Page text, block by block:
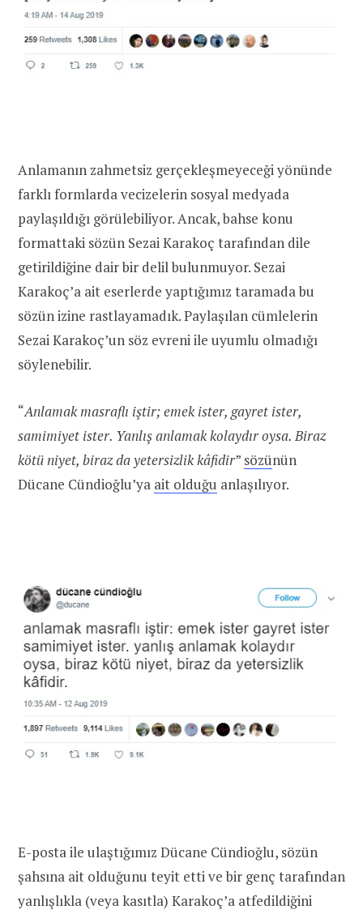
Anlamanın zahmetsiz gerçekleşmeyeceği yönünde
farklı formlarda vecizelerin sosyal medyada
paylaşıldığı görülebiliyor. Ancak, bahse konu
formattaki sözün Sezai Karakoç tarafından dile
getirildiğine dair bir delil bulunmuyor. Sezai
Karakoç’a ait eserlerde yaptığımız taramada bu
sözün izine rastlayamadık. Paylaşılan cümlelerin
Sezai Karakoç’un söz evreni ile uyumlu olmadığı
söylenebilir.
“Anlamak masraflı iştir; emek ister, gayret ister,
samimiyet ister. Yanlış anlamak kolaydır oysa. Biraz
kötü niyet, biraz da yetersizlik kâfidir” sözünün
Dücane Cündioğlu’ya ait olduğu anlaşılıyor.
E-posta ile ulaştığımız Dücane Cündioğlu, sözün
şahsına ait olduğunu teyit etti ve bir genç tarafından
yanlışlıkla (veya kasıtla) Karakoç’a atfedildiğini